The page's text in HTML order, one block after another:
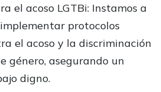
el acoso LGTBi: Instamos a
protocolos
el acoso y la discriminación
género, asegurando un
digno.